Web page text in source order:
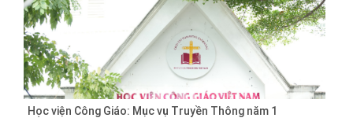
Học viện Công Giáo: Mục vụ Truyền Thông năm 1